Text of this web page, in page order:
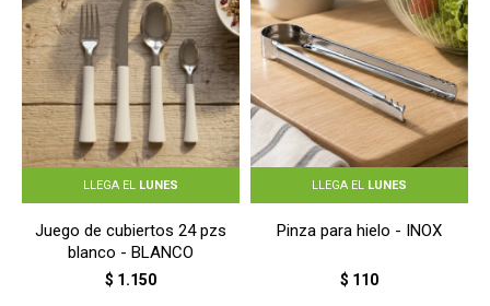
LLEGA EL LUNES
Juego de cubiertos 24 pzs
blanco - BLANCO
$ 1.150
LLEGA EL LUNES
Pinza para hielo - INOX
$ 110